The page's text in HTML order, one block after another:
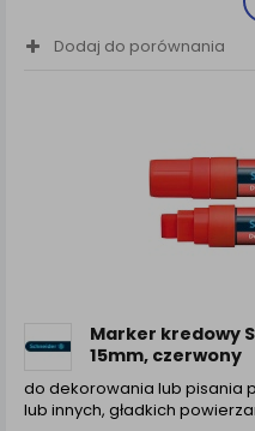
Dodaj do porównania
Marker kredowy
15mm, czerwony
do dekorowania lub pisania
lub innych, gładkich
Lista Zaufanych